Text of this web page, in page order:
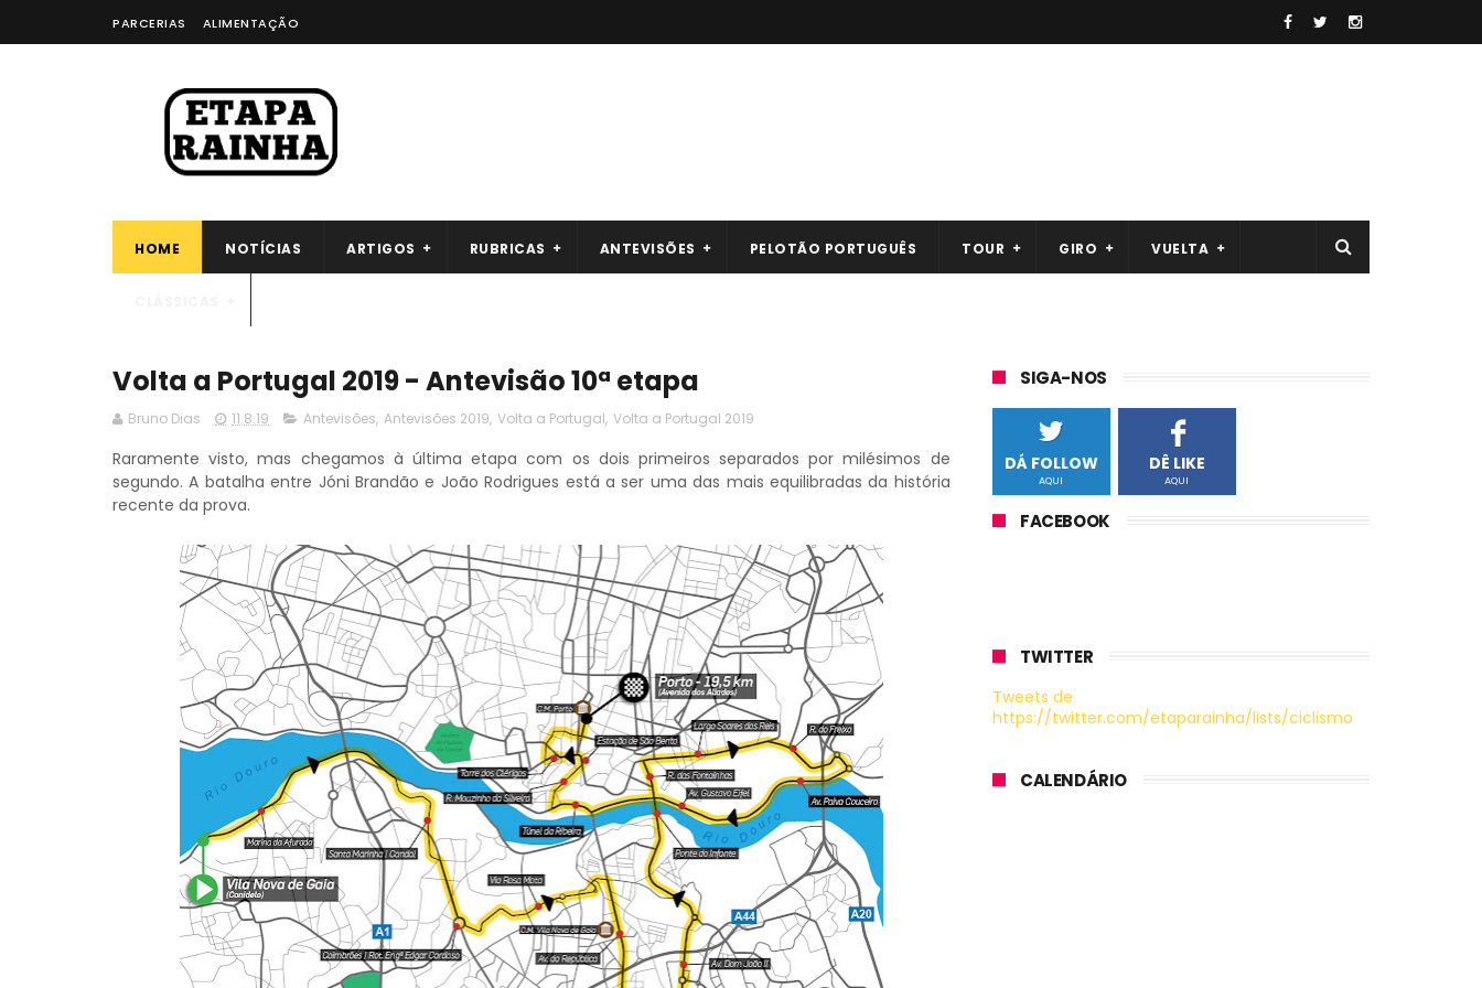
PARCERIAS ALIMENTAÇÃO
HOME NOTÍCIAS ARTIGOS RUBRICAS ANTEVISÕES PELOTÃO PORTUGUÊS TOUR GIRO VUELTA
Volta a Portugal 2019 - Antevisão 10ª etapa
Bruno Dias 11.8.19 Antevisões, Antevisões 2019, Volta a Portugal, Volta a Portugal 2019
Raramente visto, mas chegamos à última etapa com os dois primeiros separados por milésimos de
segundo. A batalha entre Jóni Brandão e João Rodrigues está a ser uma das mais equilibradas da história
recente da prova.
SIGA-NOS
DÁ FOLLOW
AQUI
DÊ LIKE
AQUI
FACEBOOK
TWITTER
Tweets de
https://twitter.com/etaparainha/lists/ciclismo
CALENDÁRIO